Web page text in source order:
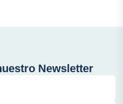
Newsletter